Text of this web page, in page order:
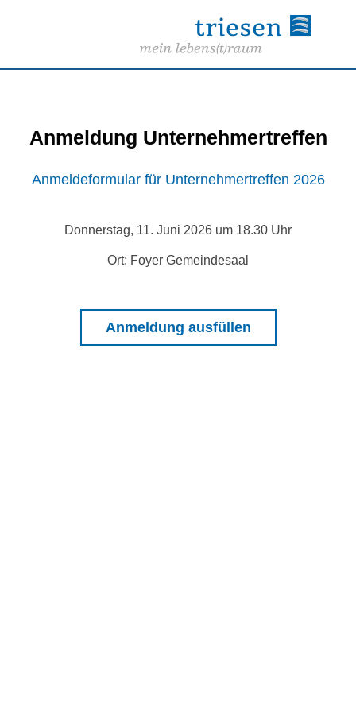
Anmeldung Unternehmertreffen
Anmeldeformular für Unternehmertreffen 2026
Donnerstag, 11. Juni 2026 um 18.30 Uhr
Ort: Foyer Gemeindesaal
Anmeldung ausfüllen